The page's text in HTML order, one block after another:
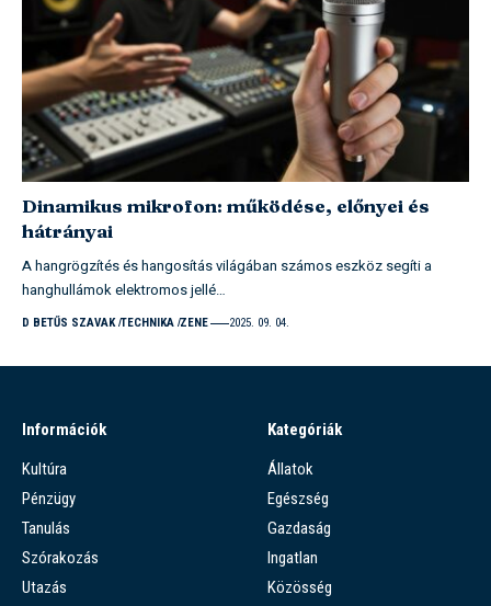
Dinamikus mikrofon: működése, előnyei és
hátrányai
A hangrögzítés és hangosítás világában számos eszköz segíti a
hanghullámok elektromos jellé…
D BETŰS SZAVAK TECHNIKA ZENE 2025. 09. 04.
Információk
Kultúra
Pénzügy
Tanulás
Szórakozás
Utazás
Kategóriák
Állatok
Egészség
Gazdaság
Ingatlan
Közösség